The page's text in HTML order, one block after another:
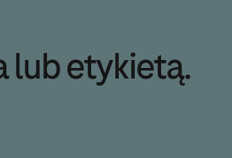
lub etykietą.